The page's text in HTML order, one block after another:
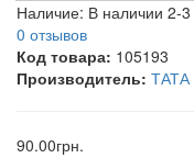
Наличие: В наличии 2-
0 отзывов
Код товара: 105193
Производитель: ТАТА
90.00грн.